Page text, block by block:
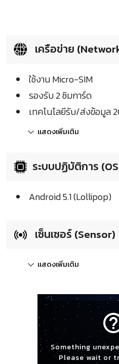
เครือข่าย
ใช้งาน Micro-SIM
รองรับ 2 ซิมการ์ด
เทคโนโลยีรับ/ส่งข้อมูล
แสดงเพิ่มเติม
ระบบปฏิบัติการ
Android 5.1 (Lollipop)
เซ็นเซอร์ (Sensor)
แสดงเพิ่มเติม
Something
Please wait or